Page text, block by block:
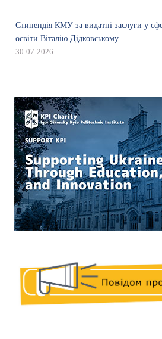
Стипендія КМУ за видатні заслуги у
освіти Віталію Дідковському
30-07-2026